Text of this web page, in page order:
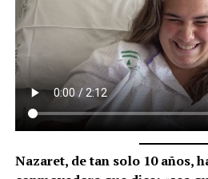
Nazaret, de tan solo 10 años,